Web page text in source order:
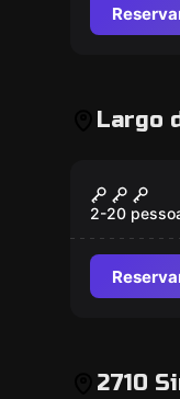
Largo
O
2-20
2710